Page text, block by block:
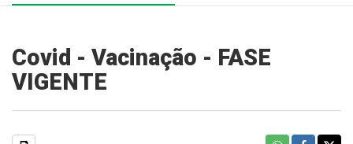
Covid - Vacinação - FASE
VIGENTE